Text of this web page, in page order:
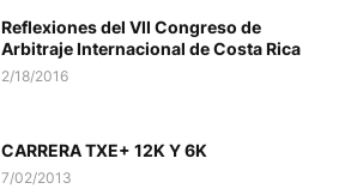
Reflexiones del VII Congreso de
Arbitraje Internacional de Costa Rica
2/18/2016
CARRERA TXE+ 12K Y 6K
7/02/2013